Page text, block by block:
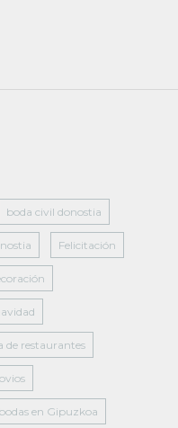
boda civil donostia
Felicitación
de restaurantes
en Gipuzkoa